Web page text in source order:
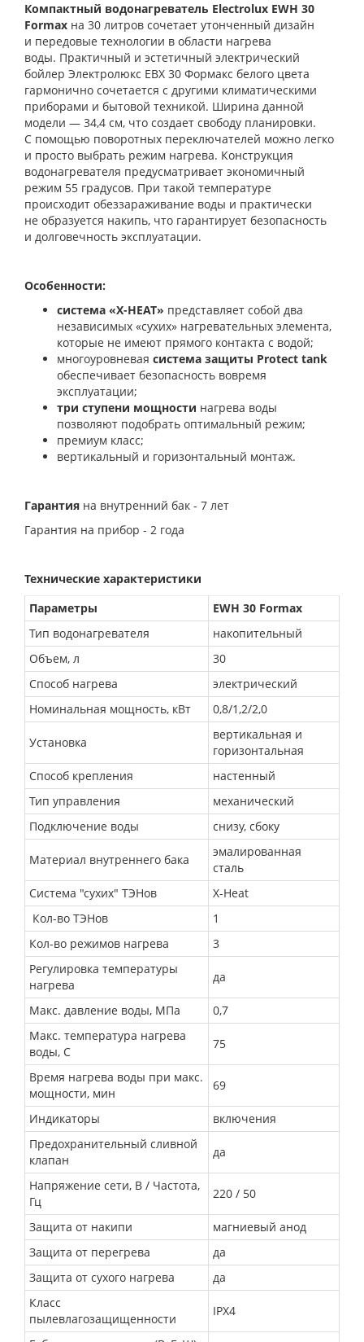
Компактный водонагреватель Electrolux EWH 30
Formax на 30 литров сочетает утонченный дизайн
и передовые технологии в области нагрева
воды. Практичный и эстетичный электрический
бойлер Электролюкс ЕВХ 30 Формакс белого цвета
гармонично сочетается с другими климатическими
приборами и бытовой техникой. Ширина данной
модели — 34,4 см, что создает свободу планировки.
С помощью поворотных переключателей можно легко
и просто выбрать режим нагрева. Конструкция
водонагревателя предусматривает экономичный
режим 55 градусов. При такой температуре
происходит обеззараживание воды и практически
не образуется накипь, что гарантирует безопасность
и долговечность эксплуатации.
Особенности:
система «X-HEAT» представляет собой два
независимых «сухих» нагревательных элемента,
которые не имеют прямого контакта с водой;
многоуровневая система защиты Protect tank
обеспечивает безопасность вовремя
эксплуатации;
три ступени мощности нагрева воды
позволяют подобрать оптимальный режим;
премиум класс;
вертикальный и горизонтальный монтаж.
Гарантия на внутренний бак - 7 лет
Гарантия на прибор - 2 года
Технические характеристики
Параметры
EWH 30 Formax
Тип водонагревателя
накопительный
Объем, л
30
Способ нагрева
электрический
Номинальная мощность, кВт
0,8/1,2/2,0
Установка
вертикальная и
горизонтальная
Способ крепления
настенный
Тип управления
механический
Подключение воды
снизу, сбоку
Материал внутреннего бака
эмалированная
сталь
Система "сухих" ТЭНов
X-Heat
Кол-во ТЭНов
1
Кол-во режимов нагрева
3
Регулировка температуры
нагрева
да
Макс. давление воды, МПа
0,7
Макс. температура нагрева
воды, С
75
Время нагрева воды при макс.
мощности, мин
69
Индикаторы
включения
Предохранительный сливной
клапан
да
Напряжение сети, В / Частота,
Гц
220 / 50
Защита от накипи
магниевый анод
Защита от перегрева
да
Защита от сухого нагрева
да
Класс
пылевлагозащищенности
IPX4